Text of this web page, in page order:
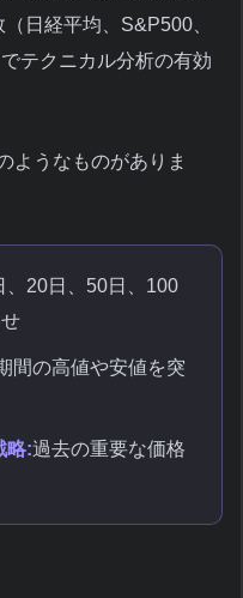
日経平均、S&P500、
テクニカル分析の有効
ようなものがありま
、20日、50日、100
間の高値や安値を突
略:過去の重要な価格